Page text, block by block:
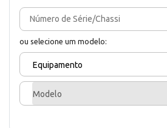
ou selecione um modelo:
Equipamento
Modelo